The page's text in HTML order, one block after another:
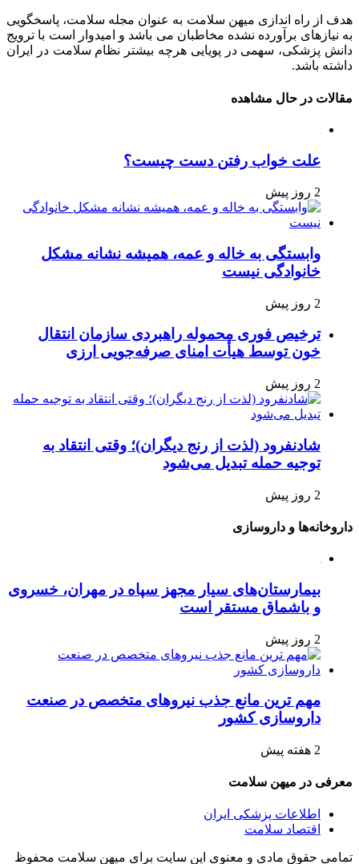
هدف از راه اندازی میهن سلامت به عنوان مجله سلامت، پاسخگویی
به نیازهای برآورده نشده مخاطبان می باشد و امیدوار است با ترویج
دانش پزشکی، سهمی در پویایی هرچه بیشتر نظام سلامت در ایران
داشته باشد.
مقالات در حال مشاهده
علت خواب رفتن دست چیست؟
2 روز پیش
وابستگی به خاله و عمه، همیشه نشانه مشکل
خانوادگی نیست
2 روز پیش
ترخیص فوری محموله راهبردی سازمان انتقال
خون توسط هیأت امنای صرفه‌جویی ارزی
2 روز پیش
شادنفرود (لذت از رنج دیگران)؛ وقتی انتقاد به
توجیه حمله تبدیل می‌شود
2 روز پیش
داروخانه‌ها و داروسازی
بیمارستان‌های سیار مجهز سپاه در مهران، خسروی
و باشماق مستقر است
2 روز پیش
مهم ترین مانع جذب نیروهای متخصص در صنعت
داروسازی کشور
2 هفته پیش
معرفی در میهن سلامت
اطلاعات پزشکی ایران
اقتصاد سلامت
تمامی حقوق مادی و معنوی این سایت برای میهن سلامت محفوظ